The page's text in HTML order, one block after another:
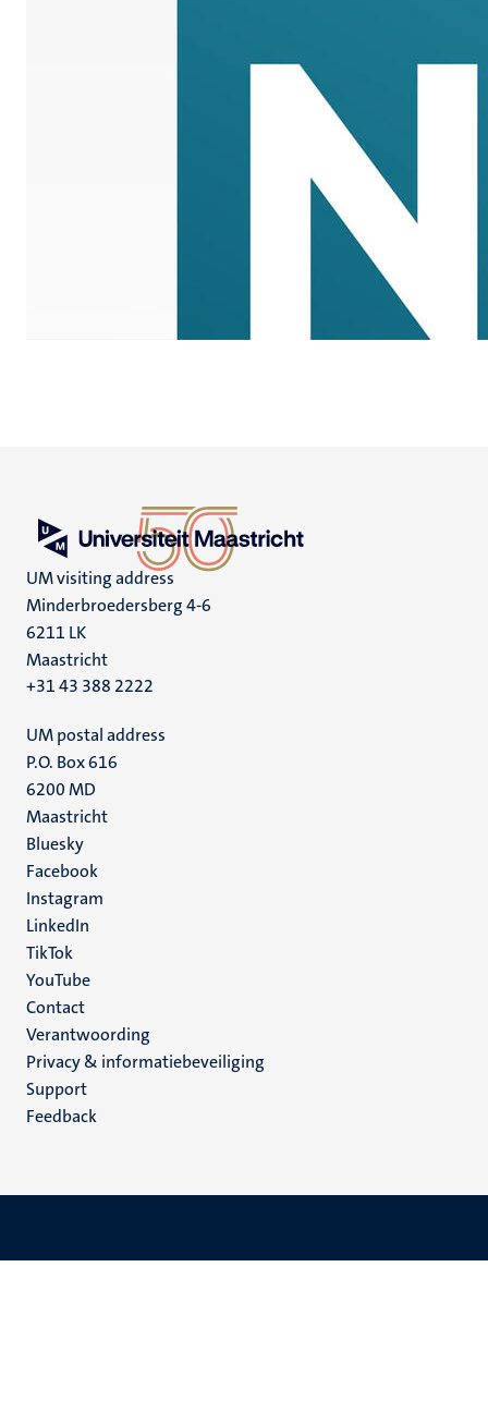
UM visiting address
Minderbroedersberg 4-6
6211 LK
Maastricht
+31 43 388 2222
UM postal address
P.O. Box 616
6200 MD
Maastricht
Social
media
Bluesky
Facebook
Instagram
LinkedIn
TikTok
YouTube
Menu
footer
(NL)
Contact
Verantwoording
Privacy & informatiebeveiliging
Support
Feedback